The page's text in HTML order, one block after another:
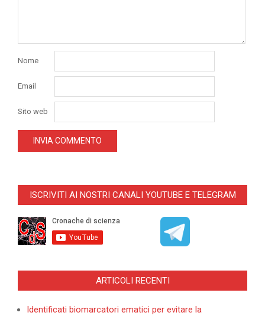
Nome
Email
Sito web
ISCRIVITI AI NOSTRI CANALI YOUTUBE E TELEGRAM
ARTICOLI RECENTI
Identificati biomarcatori ematici per evitare la